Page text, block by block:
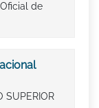
de
SUPERIOR